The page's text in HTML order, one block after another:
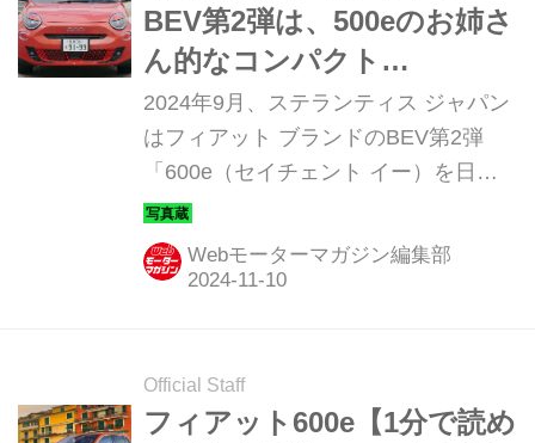
BEV第2弾は、500eのお姉さ
ん的なコンパクト
SUV「600e」
2024年9月、ステランティス ジャパン
はフィアット ブランドのBEV第2弾
「600e（セイチェント イー）を日本
導入開始した。そのディテールを写真
で紹介しよう。
Webモーターマガジン編集部
Official Staff
フィアット600e【1分で読め